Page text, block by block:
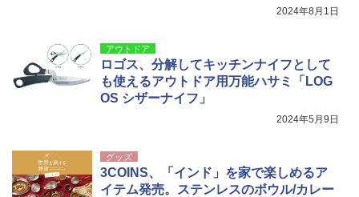
2024年8月1日
アウトドア
ロゴス、分解してキッチンナイフとして
も使えるアウトドア用万能ハサミ「LOG
OS シザーナイフ」
2024年5月9日
グッズ
3COINS、「インド」を家で楽しめるア
イテム発売。ステンレスのボウル/カレー